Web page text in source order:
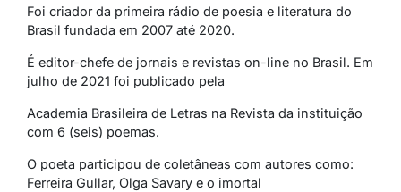
Foi criador da primeira rádio de poesia e literatura do
Brasil fundada em 2007 até 2020.
É editor-chefe de jornais e revistas on-line no Brasil. Em
julho de 2021 foi publicado pela
Academia Brasileira de Letras na Revista da instituição
com 6 (seis) poemas.
O poeta participou de coletâneas com autores como:
Ferreira Gullar, Olga Savary e o imortal